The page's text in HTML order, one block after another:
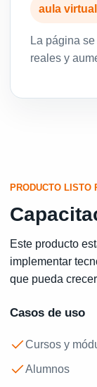
aula
La página
reales y
PRODUCTO LISTO
Este producto
implementar
que pueda
Casos de uso
Cursos y
Alumnos